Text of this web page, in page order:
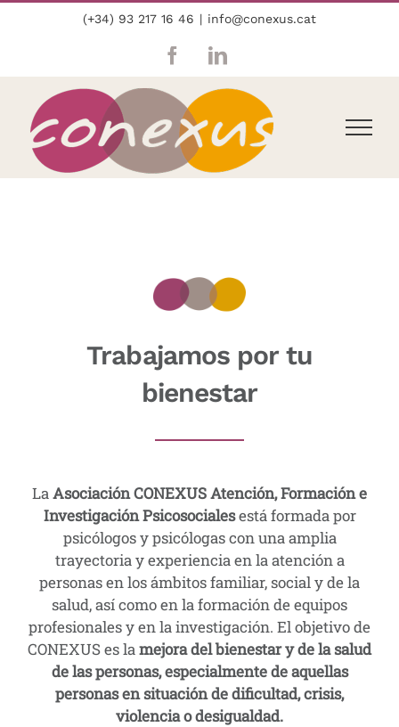
(+34) 93 217 16 46 | info@conexus.cat
FacebookLinkedIn
Trabajamos por tu
bienestar
LaAsociación CONEXUS Atención, Formación e
Investigación Psicosocialesestá formada por
psicólogos y psicólogas con una amplia
trayectoria y experiencia en la atención a
personas en los ámbitos familiar, social y de la
salud, así como en la formación de equipos
profesionales y en la investigación. El objetivo de
CONEXUS es lamejora del bienestar y de la salud
de las personas, especialmente de aquellas
personas en situación de dificultad, crisis,
violencia o desigualdad.